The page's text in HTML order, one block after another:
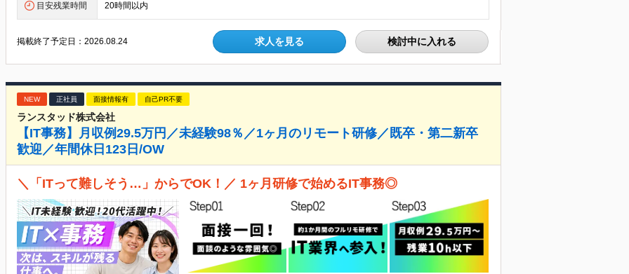
目安残業時間 20時間以内
掲載終了予定日：2026.08.24 求人を見る 検討中に入れる
NEW 正社員 面接情報有 自己PR不要
ランスタッド株式会社
【IT事務】月収例29.5万円／未経験98％／1ヶ月のリモート研修／既卒・第二新卒
歓迎／年間休日123日/OW
＼「ITって難しそう…」からでOK！／ 1ヶ月研修で始めるIT事務◎